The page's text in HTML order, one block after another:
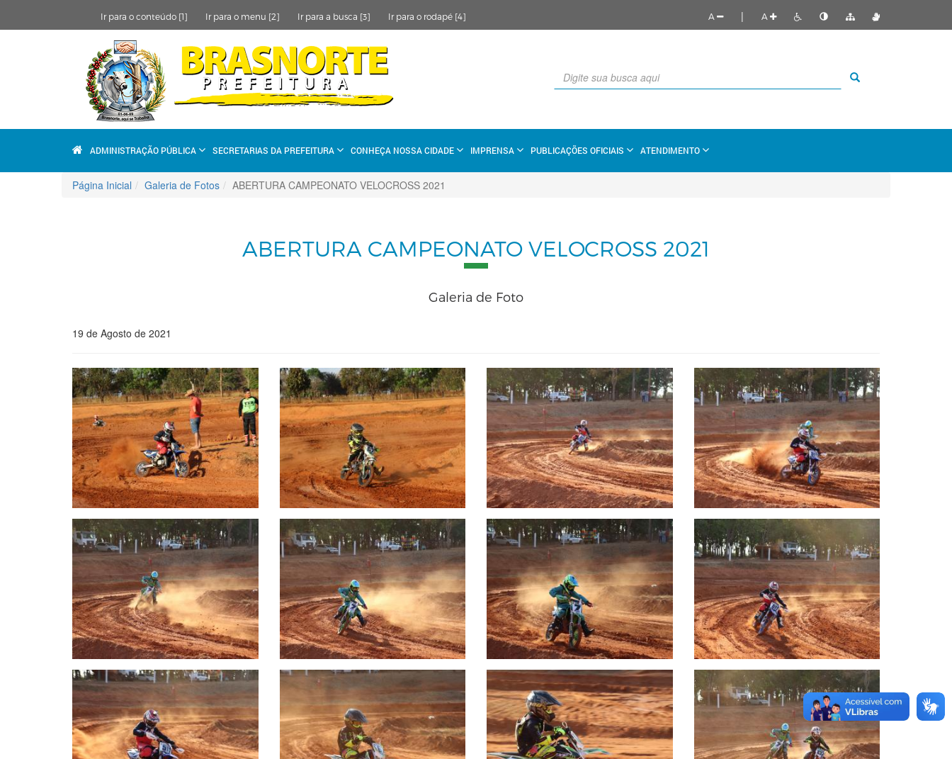
Ir para o conteúdo [1] Ir para o menu [2] Ir para a busca [3] Ir para o rodapé [4] A | A
ADMINISTRAÇÃO PÚBLICA SECRETARIAS DA PREFEITURA CONHEÇA NOSSA CIDADE IMPRENSA PUBLICAÇÕES OFICIAIS ATENDIMENTO
Página Inicial Galeria de Fotos ABERTURA CAMPEONATO VELOCROSS 2021
ABERTURA CAMPEONATO VELOCROSS 2021
Galeria de Foto
19 de Agosto de 2021